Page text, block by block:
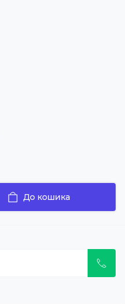
До кошика